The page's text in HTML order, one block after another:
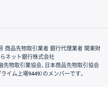
商品先物取引業者 銀行代理業者 関東財
らネット銀行株式会社
先物取引業協会、日本商品先物取引協会
イム上場9449）のメンバーです。